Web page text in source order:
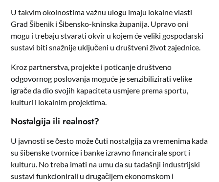
U takvim okolnostima važnu ulogu imaju lokalne vlasti
Grad Šibenik i Šibensko-kninska županija. Upravo oni
mogu i trebaju stvarati okvir u kojem će veliki gospodarski
sustavi biti snažnije uključeni u društveni život zajednice.
Kroz partnerstva, projekte i poticanje društveno
odgovornog poslovanja moguće je senzibilizirati velike
igrače da dio svojih kapaciteta usmjere prema sportu,
kulturi i lokalnim projektima.
Nostalgija ili realnost?
U javnosti se često može čuti nostalgija za vremenima kada
su šibenske tvornice i banke izravno financirale sport i
kulturu. No treba imati na umu da su tadašnji industrijski
sustavi funkcionirali u drugačijem ekonomskom i